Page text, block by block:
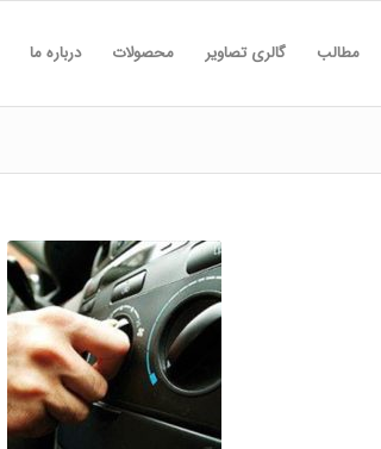
مطالب گالری تصاویر محصولات درباره ما